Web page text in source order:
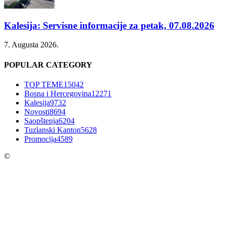
Kalesija: Servisne informacije za petak, 07.08.2026
7. Augusta 2026.
POPULAR CATEGORY
TOP TEME15042
Bosna i Hercegovina12271
Kalesija9732
Novosti8694
Saopštenja6204
Tuzlanski Kanton5628
Promocija4589
©